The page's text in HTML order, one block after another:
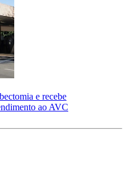
e recebe
ao AVC